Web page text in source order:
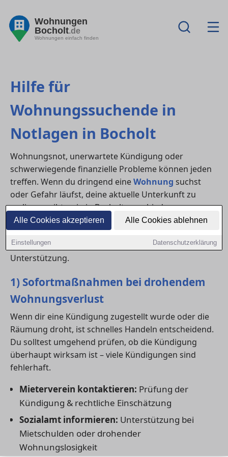
Alle Cookies akzeptieren Alle Cookies ablehnen
Einstellungen Datenschutzerklärung
Wohnungen
Bocholt.de
Wohnungen einfach finden
Hilfe für
Wohnungssuchende in
Notlagen in Bocholt
Wohnungsnot, unerwartete Kündigung oder
schwerwiegende finanzielle Probleme können jeden
treffen. Wenn du dringend eineWohnung suchst
oder Gefahr läufst, deine aktuelle Unterkunft zu
verlieren, gibt es in in Bocholt verschiedene
Anlaufstellen, die schnelle und unbürokratische Hilfe
leisten. Hier findest du einen Überblick über
Beratungsstellen, Notunterkünfte und praktische
Unterstützung.
1) Sofortmaßnahmen bei drohendem
Wohnungsverlust
Wenn dir eine Kündigung zugestellt wurde oder die
Räumung droht, ist schnelles Handeln entscheidend.
Du solltest umgehend prüfen, ob die Kündigung
überhaupt wirksam ist – viele Kündigungen sind
fehlerhaft.
Mieterverein kontaktieren: Prüfung der
Kündigung & rechtliche Einschätzung
Sozialamt informieren: Unterstützung bei
Mietschulden oder drohender
Wohnungslosigkeit